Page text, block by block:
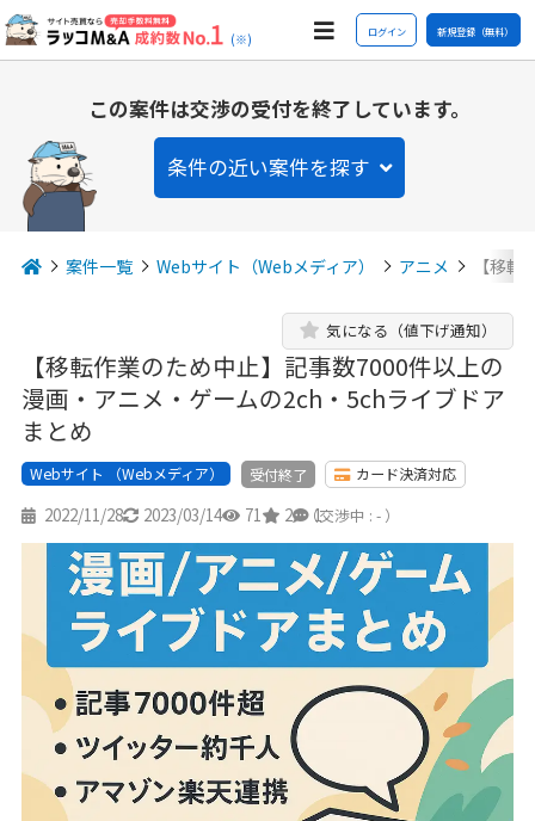
(※) ログイン 新規登録（無料）
この案件は交渉の受付を終了しています。
条件の近い案件を探す
案件一覧 Webサイト（Webメディア） アニメ 【移
【移転作業のため中止】記事数7000件以上の
漫画・アニメ・ゲームの2ch・5chライブドア
まとめ
気になる（値下げ通知）
Webサイト （Webメディア） 受付終了 カード決済対応
2022/11/28 2023/03/14 71 2 1
（交渉中 : - ）